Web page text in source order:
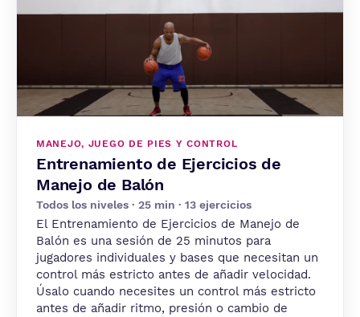
MANEJO, JUEGO DE PIES Y CONTROL
Entrenamiento de Ejercicios de
Manejo de Balón
Todos los niveles · 25 min · 13 ejercicios
El Entrenamiento de Ejercicios de Manejo de
Balón es una sesión de 25 minutos para
jugadores individuales y bases que necesitan un
control más estricto antes de añadir velocidad.
Úsalo cuando necesites un control más estricto
antes de añadir ritmo, presión o cambio de